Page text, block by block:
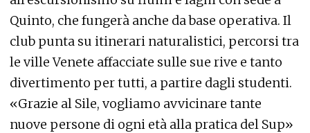
Quinto, che fungerà anche da base operativa. Il
club punta su itinerari naturalistici, percorsi tra
le ville Venete affacciate sulle sue rive e tanto
divertimento per tutti, a partire dagli studenti.
«Grazie al Sile, vogliamo avvicinare tante
nuove persone di ogni età alla pratica del Sup»